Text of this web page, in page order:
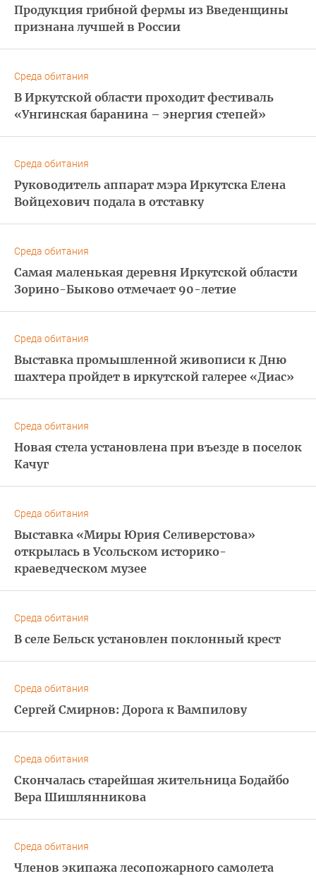
Продукция грибной фермы из Введенщины
признана лучшей в России
Среда обитания
В Иркутской области проходит фестиваль
«Унгинская баранина – энергия степей»
Среда обитания
Руководитель аппарат мэра Иркутска Елена
Войцехович подала в отставку
Среда обитания
Самая маленькая деревня Иркутской области
Зорино-Быково отмечает 90-летие
Среда обитания
Выставка промышленной живописи к Дню
шахтера пройдет в иркутской галерее «Диас»
Среда обитания
Новая стела установлена при въезде в поселок
Качуг
Среда обитания
Выставка «Миры Юрия Селиверстова»
открылась в Усольском историко-
краеведческом музее
Среда обитания
В селе Бельск установлен поклонный крест
Среда обитания
Сергей Смирнов: Дорога к Вампилову
Среда обитания
Скончалась старейшая жительница Бодайбо
Вера Шишлянникова
Среда обитания
Членов экипажа лесопожарного самолета